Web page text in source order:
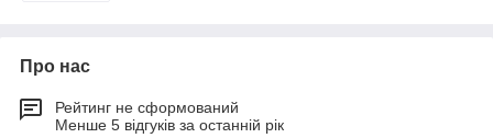
Про нас
Рейтинг не сформований
Менше 5 відгуків за останній рік